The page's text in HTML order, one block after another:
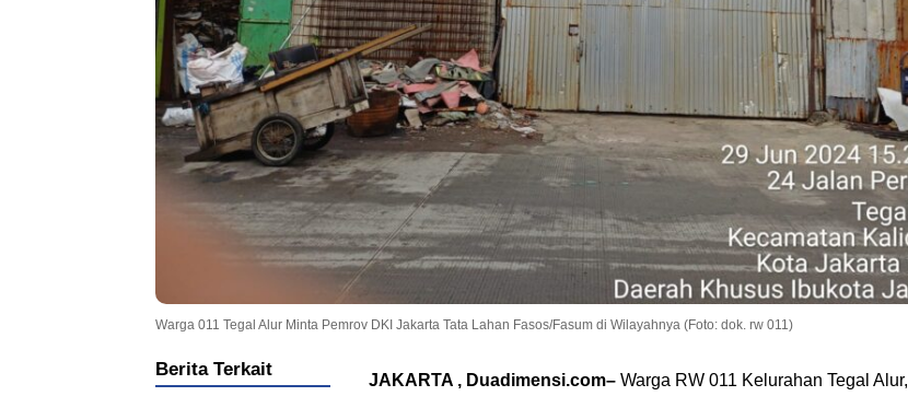
Warga 011 Tegal Alur Minta Pemrov DKI Jakarta Tata Lahan Fasos/Fasum di Wilayahnya (Foto: dok. rw 011)
JAKARTA , Duadimensi.com– Warga RW 011 Kelurahan Tegal Alur,
Berita Terkait